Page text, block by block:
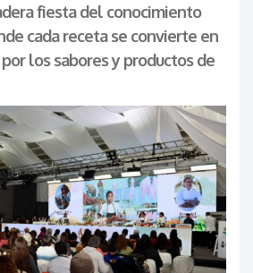
fiesta del conocimiento
cada receta se convierte en
los sabores y productos de